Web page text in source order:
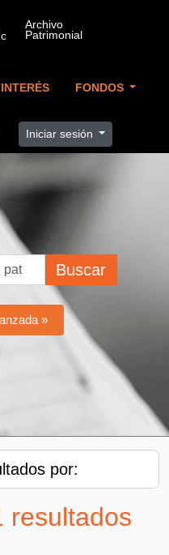
FONDOS
Iniciar sesión
Buscar
»
por:
resultados